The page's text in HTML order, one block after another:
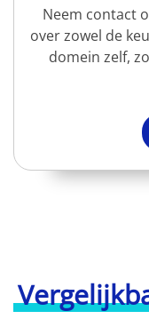
Neem contact
over zowel de
domein zelf,